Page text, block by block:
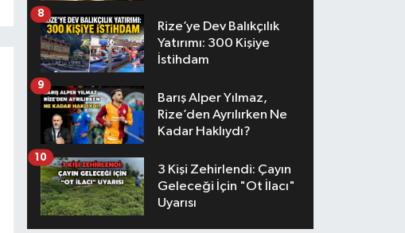
Rize’ye Dev Balıkçılık
Yatırımı: 300 Kişiye
İstihdam
8
Barış Alper Yılmaz,
Rize’den Ayrılırken Ne
Kadar Haklıydı?
9
3 Kişi Zehirlendi: Çayın
Geleceği İçin "Ot İlacı"
Uyarısı
10